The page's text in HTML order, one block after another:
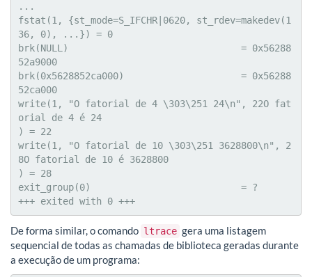
...
fstat(1, {st_mode=S_IFCHR|0620, st_rdev=makedev(1
36, 0), ...}) = 0
brk(NULL)                               = 0x56288
52a9000
brk(0x5628852ca000)                     = 0x56288
52ca000
write(1, "O fatorial de 4 \303\251 24\n", 22O fat
orial de 4 é 24
) = 22
write(1, "O fatorial de 10 \303\251 3628800\n", 2
8O fatorial de 10 é 3628800
) = 28
exit_group(0)                           = ?
De forma similar, o comando ltrace gera uma listagem
sequencial de todas as chamadas de biblioteca geradas durante
a execução de um programa: